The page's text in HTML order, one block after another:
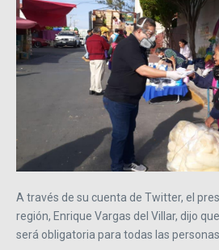
A través de su cuenta de Twitter, el
región, Enrique Vargas del Villar, dijo
será obligatoria para todas las